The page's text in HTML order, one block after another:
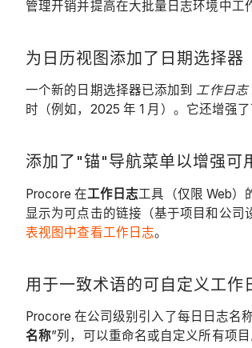
管理开销并提高在大批量日志环境中
为日历视图添加了日期选择器
一个新的日期选择器已添加到 工作日志
时（例如，2025 年 1 月）。它还增强
添加了"锚"导航菜单以增强可
Procore 在工作日志工具（仅限 Web）
显示为可点击的链接（基于项目和公司
表视图中查看工作日志。
用于一致术语的可自定义工
Procore 在公司级别引入了每日日志名
名称”列，可以重命名或自定义所有项目